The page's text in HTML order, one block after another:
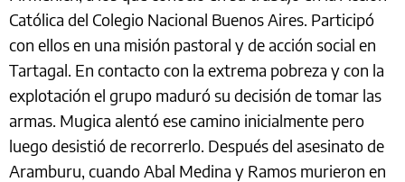
Católica del Colegio Nacional Buenos Aires. Participó
con ellos en una misión pastoral y de acción social en
Tartagal. En contacto con la extrema pobreza y con la
explotación el grupo maduró su decisión de tomar las
armas. Mugica alentó ese camino inicialmente pero
luego desistió de recorrerlo. Después del asesinato de
Aramburu, cuando Abal Medina y Ramos murieron en